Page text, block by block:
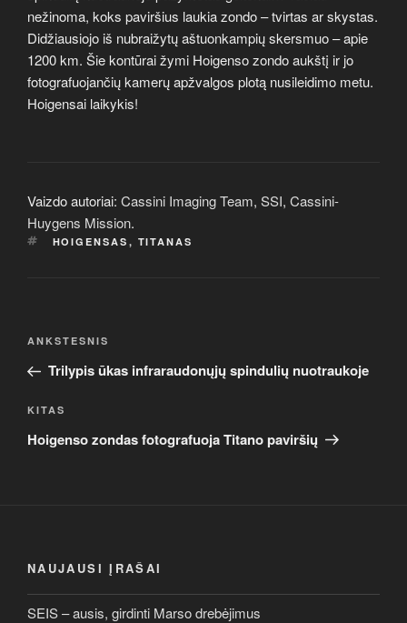
nežinoma, koks paviršius laukia zondo – tvirtas ar skystas.
Didžiausiojo iš nubraižytų aštuonkampių skersmuo – apie
1200 km. Šie kontūrai žymi Hoigenso zondo aukštį ir jo
fotografuojančių kamerų apžvalgos plotą nusileidimo metu.
Hoigensai laikykis!
Vaizdo autoriai: Cassini Imaging Team, SSI, Cassini-
Huygens Mission.
ŽYMOS
HOIGENSAS , TITANAS
Navigacija
įrašų
Ankstesnis
įrašas
ANKSTESNIS
Trilypis ūkas infraraudonųjų spindulių nuotraukoje
Kitas
įrašas
KITAS
Hoigenso zondas fotografuoja Titano paviršių
NAUJAUSI ĮRAŠAI
SEIS – ausis, girdinti Marso drebėjimus